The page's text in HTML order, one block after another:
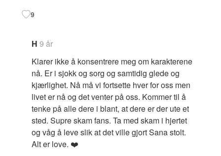
9
H 9 år
Klarer ikke å konsentrere meg om karakterene
nå. Er i sjokk og sorg og samtidig glede og
kjærlighet. Nå må vi fortsette hver for oss men
livet er nå og det venter på oss. Kommer til å
tenke på alle dere i blant, at dere er der ute et
sted. Supre skam fans. Ta med skam i hjertet
og våg å leve slik at det ville gjort Sana stolt.
Alt er love. ❤️